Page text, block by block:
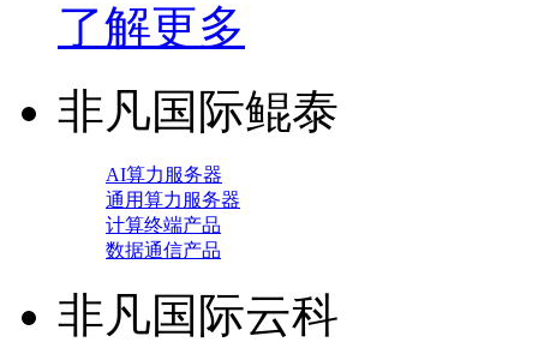
了解更多
非凡国际鲲泰
AI算力服务器
通用算力服务器
计算终端产品
数据通信产品
非凡国际云科